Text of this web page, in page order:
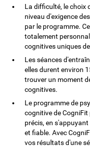
La difficulté, le choix
niveau d'exigence
par le programme.
totalement
cognitives uniques
Les séances
elles durent environ
trouver un moment
cognitives.
Le programme de
cognitive de
précis, en
et fiable. Avec
vos résultats d'une